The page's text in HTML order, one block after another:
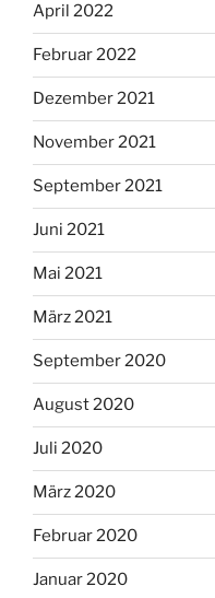
April 2022
Februar 2022
Dezember 2021
November 2021
September 2021
Juni 2021
Mai 2021
März 2021
September 2020
August 2020
Juli 2020
März 2020
Februar 2020
Januar 2020